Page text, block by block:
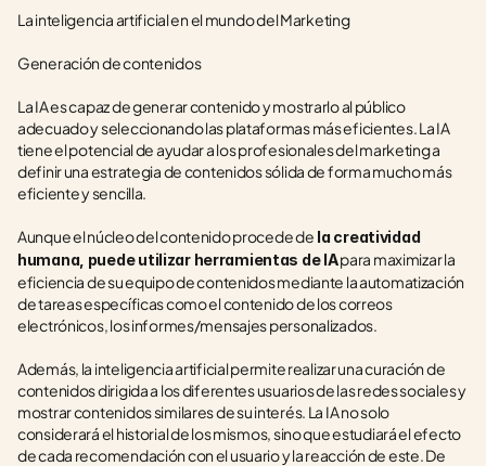
La inteligencia artificial en el mundo del Marketing
Generación de contenidos
La IA es capaz de generar contenido y mostrarlo al público
adecuado y seleccionando las plataformas más eficientes. La IA
tiene el potencial de ayudar a los profesionales del marketing a
definir una estrategia de contenidos sólida de forma mucho más
eficiente y sencilla.
Aunque el núcleo del contenido procede de la creatividad
humana, puede utilizar herramientas de IA para maximizar la
eficiencia de su equipo de contenidos mediante la automatización
de tareas específicas como el contenido de los correos
electrónicos, los informes/mensajes personalizados.
Además, la inteligencia artificial permite realizar una curación de
contenidos dirigida a los diferentes usuarios de las redes sociales y
mostrar contenidos similares de su interés. La IA no solo
considerará el historial de los mismos, sino que estudiará el efecto
de cada recomendación con el usuario y la reacción de este. De